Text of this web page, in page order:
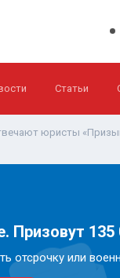
Статьи
юристы
Призовут 135
отсрочку или